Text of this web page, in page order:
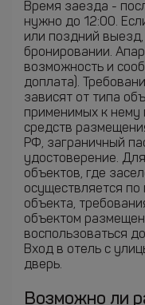
Время заезда -
нужно до 12:00.
или поздний
бронировании.
возможность и
доплата).
зависят от типа
применимых к нему
средств
РФ, заграничный
удостоверение.
объектов, где
осуществляется по
объекта,
объектом
воспользоваться
Вход в отель с
дверь.
Возможно ли